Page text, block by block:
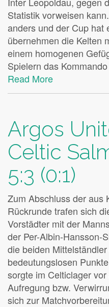
Statistik vorweisen
anders und der Cup hat
übernehmen die Kelten
einem homogenen
Spielern das
Read More
Argos
Celtic
5:3 (0:1)
Zum Abschluss der aus
Rückrunde trafen sich
Vorstädter mit der
der Per-Albin-Hansson-
die beiden
bedeutungslosen
sorgte im Celticlager
Aufregung bzw.
sich zur